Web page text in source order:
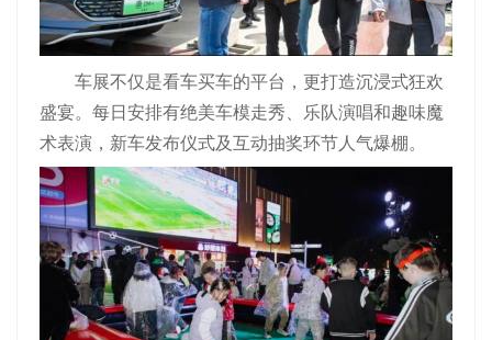
车展不仅是看车买车的平台，更打造沉浸式狂欢
盛宴。每日安排有绝美车模走秀、乐队演唱和趣味魔
术表演，新车发布仪式及互动抽奖环节人气爆棚。